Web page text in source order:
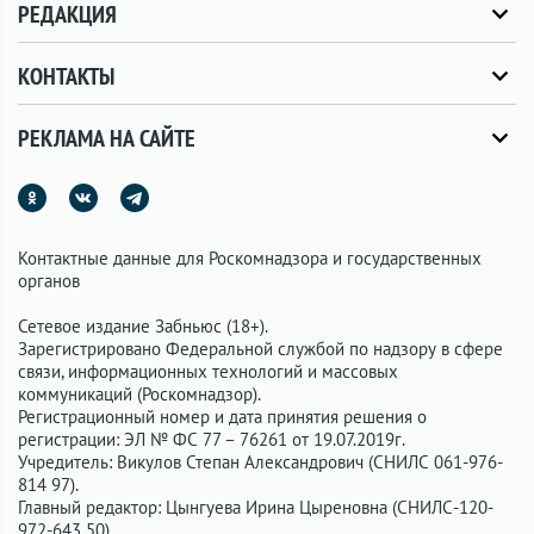
РЕДАКЦИЯ
КОНТАКТЫ
РЕКЛАМА НА САЙТЕ
Контактные данные для Роскомнадзора и государственных
органов
Сетевое издание Забньюс (18+).
Зарегистрировано Федеральной службой по надзору в сфере
связи, информационных технологий и массовых
коммуникаций (Роскомнадзор).
Регистрационный номер и дата принятия решения о
регистрации: ЭЛ № ФС 77 – 76261 от 19.07.2019г.
Учредитель: Викулов Степан Александрович (СНИЛС 061-976-
814 97).
Главный редактор: Цынгуева Ирина Цыреновна (СНИЛС-120-